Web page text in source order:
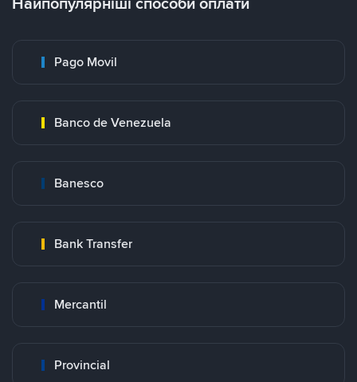
Pago Movil
Banco de Venezuela
Banesco
Bank Transfer
Mercantil
Provincial